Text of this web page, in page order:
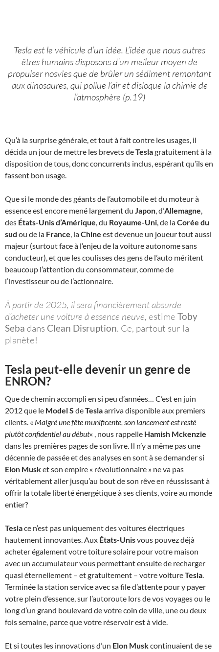
Tesla est le véhicule d’un idée. L’idée que nous autres
êtres humains disposons d’un meileur moyen de
propulser nosvies que de brûler un sédiment remontant
aux dinosaures, qui pollue l’air et disloque la chimie de
l’atmosphère (p.19)
Qu’à la surprise générale, et tout à fait contre les usages, il
décida un jour de mettre les brevets deTeslagratuitement à la
disposition de tous, donc concurrents inclus, espérant qu’ils en
fassent bon usage.
Que si le monde des géants de l’automobile et du moteur à
essence est encore mené largement du Japon, d’Allemagne,
des États-Unisd’Amérique, du Royaume-Uni, de laCorée du
sud ou de la France, laChine est devenue un joueur tout aussi
majeur (surtout face à l’enjeu de la voiture autonome sans
conducteur), et que les coulisses des gens de l’auto méritent
beaucoup l’attention du consommateur, comme de
l’investisseur ou de l’actionnaire.
À partir de 2025, il sera financièrement absurde
d’acheter une voiture à essence neuve, estime Toby
Seba dans Clean Disruption. Ce, partout sur la
planète!
Tesla peut-elle devenir un genre de
ENRON?
Que de chemin accompli en si peu d’années… C’est en juin
2012 que le Model S deTeslaarriva disponible aux premiers
clients. « Malgré une fête munificente, son lancement est resté
plutôt confidentiel au début« , nous rappelle Hamish Mckenzie
dans les premières pages de son livre. Il n’y a même pas une
décennie de passée et des analyses en sont à se demander si
Elon Musket son empire « révolutionnaire » ne va pas
véritablement aller jusqu’au bout de son rêve en réussissant à
offrir la totale liberté énergétique à ses clients, voire au monde
entier?
Teslace n’est pas uniquement des voitures électriques
hautement innovantes. Aux États-Unisvous pouvez déjà
acheter également votre toiture solaire pour votre maison
avec un accumulateur vous permettant ensuite de recharger
quasi éternellement – et gratuitement – votre voitureTesla.
Terminée la station service avec sa file d’attente pour y payer
votre plein d’essence, sur l’autoroute lors de vos voyages ou le
long d’un grand boulevard de votre coin de ville, une ou deux
fois semaine, parce que votre réservoir est à vide.
Et si toutes les innovations d’un Elon Muskcontinuaient de se